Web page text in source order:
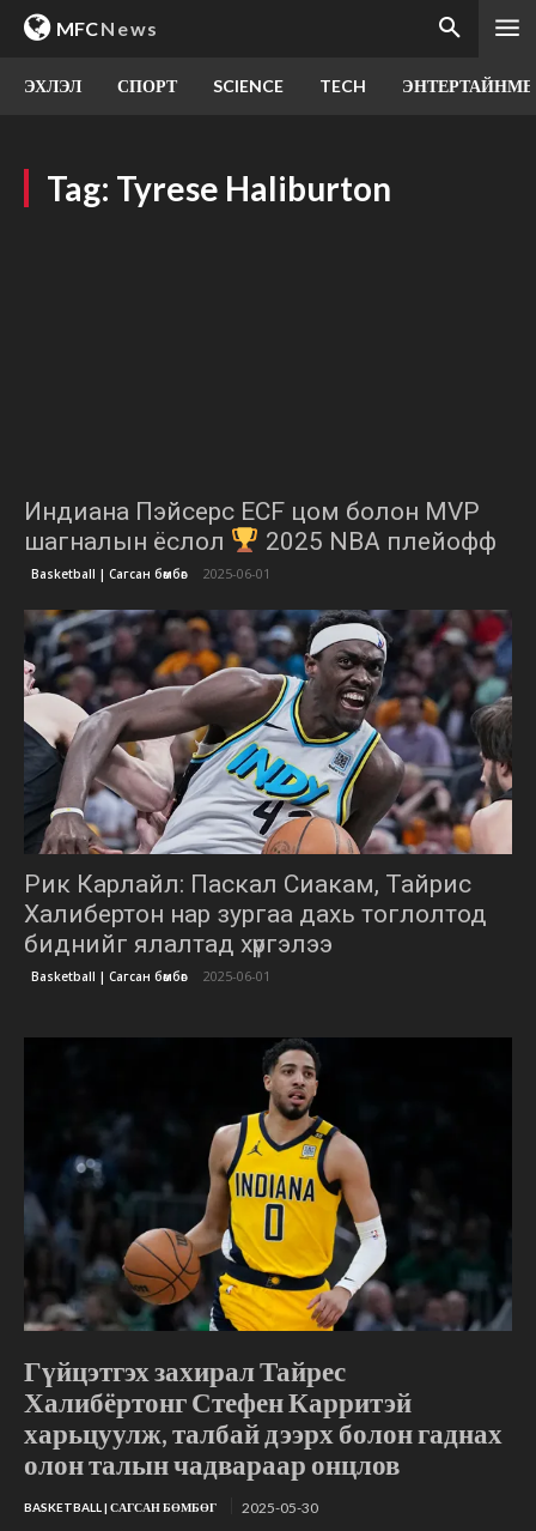
MFCNews
ЭХЛЭЛ СПОРТ SCIENCE TECH
Tag: Tyrese Haliburton
Индиана Пэйсерс ECF цом болон MVP
шагналын ёслол
2025 NBA плейофф
Basketball | Сагсан бөмбөг 2025-06-01
Рик Карлайл: Паскал Сиакам, Тайрис
Халибертон нар зургаа дахь тоглолтод
биднийг ялалтад хүргэлээ
Basketball | Сагсан бөмбөг 2025-06-01
Гүйцэтгэх захирал Тайрес
Халибёртонг Стефен Карритэй
харьцуулж, талбай дээрх болон гаднах
олон талын чадвараар онцлов
BASKETBALL | САГСАН БӨМБӨГ 2025-05-30